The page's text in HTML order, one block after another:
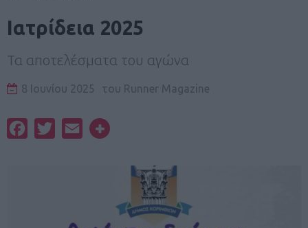
Ιατρίδεια 2025
Τα αποτελέσματα του αγώνα
8 Ιουνίου 2025 του Runner Magazine
FacebookTwitterEmail